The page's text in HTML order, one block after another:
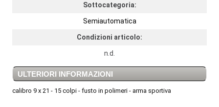
Sottocategoria:
Semiautomatica
Condizioni articolo:
n.d.
ULTERIORI INFORMAZIONI
calibro 9 x 21 - 15 colpi - fusto in polimeri - arma sportiva